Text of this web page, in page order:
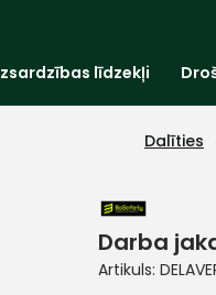
līdzekļi
Dalīties
Darba
Artikuls: